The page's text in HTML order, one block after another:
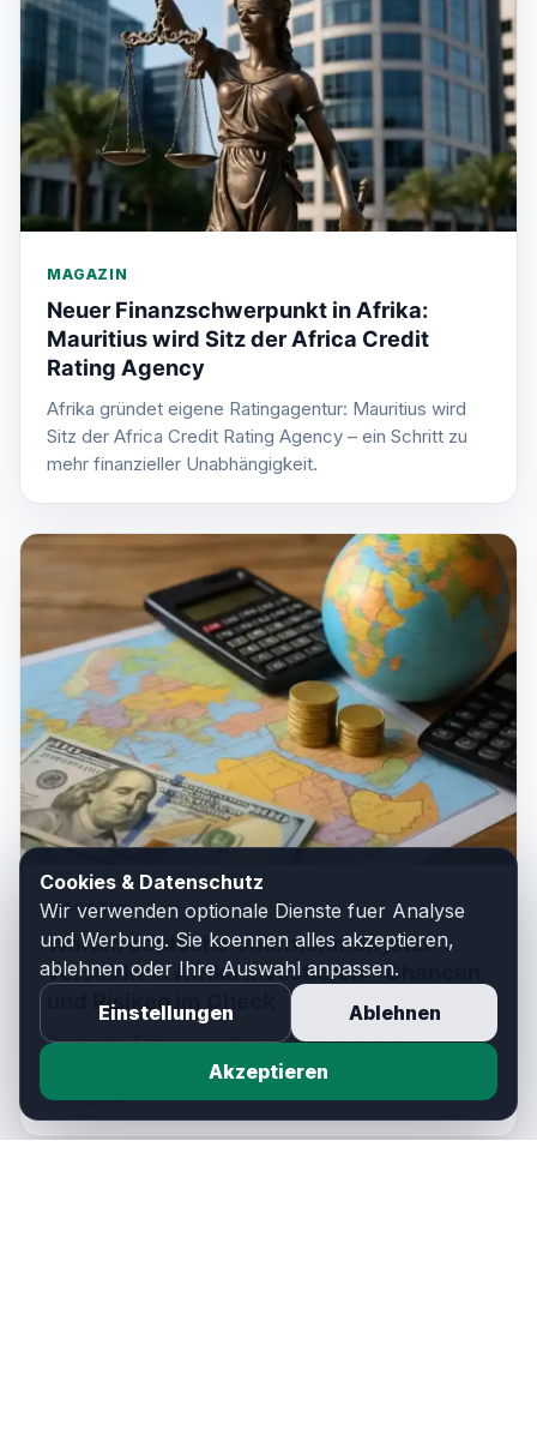
MAGAZIN
Neuer Finanzschwerpunkt in Afrika:
Mauritius wird Sitz der Africa Credit
Rating Agency
Afrika gründet eigene Ratingagentur: Mauritius wird
Sitz der Africa Credit Rating Agency – ein Schritt zu
mehr finanzieller Unabhängigkeit.
MAGAZIN
Warum deutsche Unternehmen jetzt
verstärkt in Afrika investieren – Chancen
und Risiken im Check
Deutsche Firmen investieren stärker in Afrika –
Chancen, Risiken und Zukunftsperspektiven im
Überblick.
Cookies & Datenschutz
Wir verwenden optionale Dienste fuer Analyse
und Werbung. Sie koennen alles akzeptieren,
ablehnen oder Ihre Auswahl anpassen.
Einstellungen
Ablehnen
Akzeptieren